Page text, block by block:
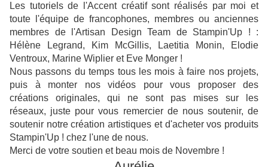
Les tutoriels de l'Accent créatif sont réalisés par moi et
toute l'équipe de francophones, membres ou anciennes
membres de l'Artisan Design Team de Stampin'Up ! :
Hélène Legrand, Kim McGillis, Laetitia Monin, Elodie
Ventroux, Marine Wiplier et Eve Monger !
Nous passons du temps tous les mois à faire nos projets,
puis à monter nos vidéos pour vous proposer des
créations originales, qui ne sont pas mises sur les
réseaux, juste pour vous remercier de nous soutenir, de
soutenir notre création artistiques et d'acheter vos produits
Stampin'Up ! chez l'une de nous.
Merci de votre soutien et beau mois de Novembre !